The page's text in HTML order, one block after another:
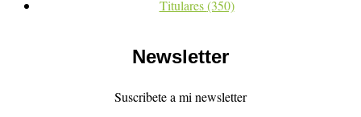
Titulares(350)
Newsletter
Suscribete a mi newsletter